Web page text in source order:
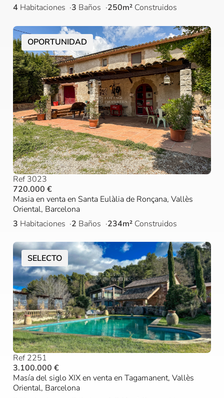
4 Habitaciones 3 Baños 250m² Construidos
OPORTUNIDAD
Ref 3023
720.000 €
Masia en venta en Santa Eulàlia de Ronçana, Vallès
Oriental, Barcelona
3 Habitaciones 2 Baños 234m² Construidos
SELECTO
Ref 2251
3.100.000 €
Masía del siglo XIX en venta en Tagamanent, Vallès
Oriental, Barcelona